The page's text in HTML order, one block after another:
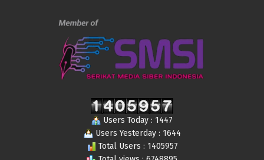
Users Today : 1447
Users Yesterday : 1644
Total Users : 1405957